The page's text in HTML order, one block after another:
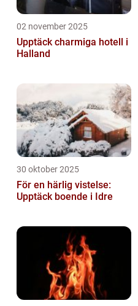
02 november 2025
Upptäck charmiga hotell i
Halland
30 oktober 2025
För en härlig vistelse:
Upptäck boende i Idre